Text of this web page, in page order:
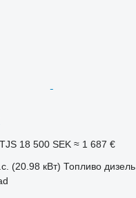
18 500 SEK ≈ 1 687 €
(20.98 кВт) Топливо дизель